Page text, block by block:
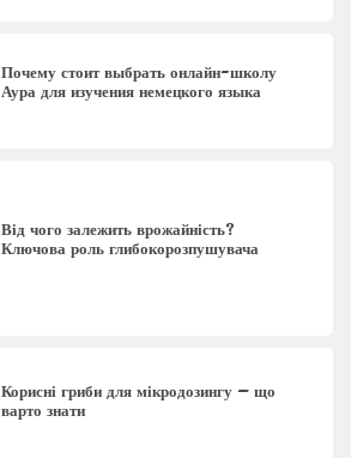
Почему стоит выбрать онлайн-школу
Аура для изучения немецкого языка
Від чого залежить врожайність?
Ключова роль глибокорозпушувача
Корисні гриби для мікродозингу – що
варто знати